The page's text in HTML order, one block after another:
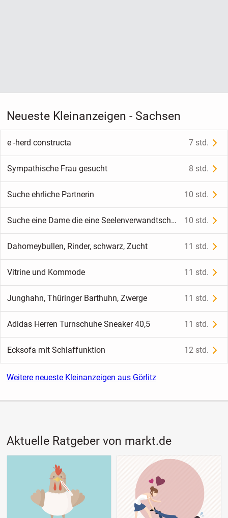
Neueste Kleinanzeigen - Sachsen
e -herd constructa 7 std.
Sympathische Frau gesucht 8 std.
Suche ehrliche Partnerin 10 std.
Suche eine Dame die eine Seelenverwandtschaft aufbauen möchte. 10 std.
Dahomeybullen, Rinder, schwarz, Zucht 11 std.
Vitrine und Kommode 11 std.
Junghahn, Thüringer Barthuhn, Zwerge 11 std.
Adidas Herren Turnschuhe Sneaker 40,5 11 std.
Ecksofa mit Schlaffunktion 12 std.
Weitere neueste Kleinanzeigen aus Görlitz
Aktuelle Ratgeber von markt.de